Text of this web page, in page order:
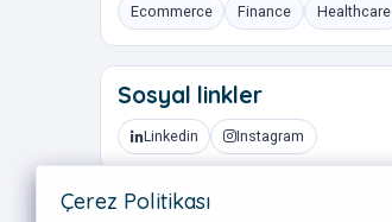
Ecommerce Finance Healthcare
Sosyal linkler
Linkedin Instagram
Çerez Politikası